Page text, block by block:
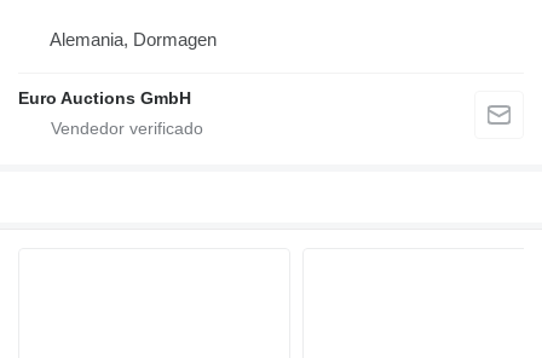
Alemania, Dormagen
Euro Auctions GmbH